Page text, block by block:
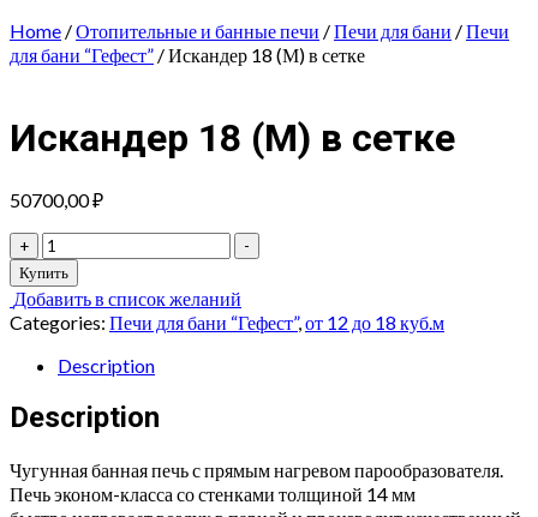
Home /Отопительные и банные печи /Печи для бани /Печи
для бани “Гефест” / Искандер 18 (М) в сетке
Искандер 18 (М) в сетке
50700,00₽
+
Искандер
18
(М)
в
сетке
quantity
-
Купить
Добавить в список желаний
Categories: Печи для бани “Гефест”, от 12 до 18 куб.м
Description
Description
Чугунная банная печь с прямым нагревом парообразователя.
Печь эконом-класса со стенками толщиной 14 мм